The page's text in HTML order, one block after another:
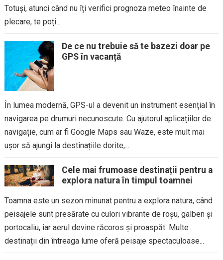
Totuși, atunci când nu îți verifici prognoza meteo înainte de
plecare, te poți...
De ce nu trebuie să te bazezi doar pe
GPS în vacanță
În lumea modernă, GPS-ul a devenit un instrument esențial în
navigarea pe drumuri necunoscute. Cu ajutorul aplicațiilor de
navigație, cum ar fi Google Maps sau Waze, este mult mai
ușor să ajungi la destinațiile dorite,...
Cele mai frumoase destinații pentru a
explora natura în timpul toamnei
Toamna este un sezon minunat pentru a explora natura, când
peisajele sunt presărate cu culori vibrante de roșu, galben și
portocaliu, iar aerul devine răcoros și proaspăt. Multe
destinații din întreaga lume oferă peisaje spectaculoase...